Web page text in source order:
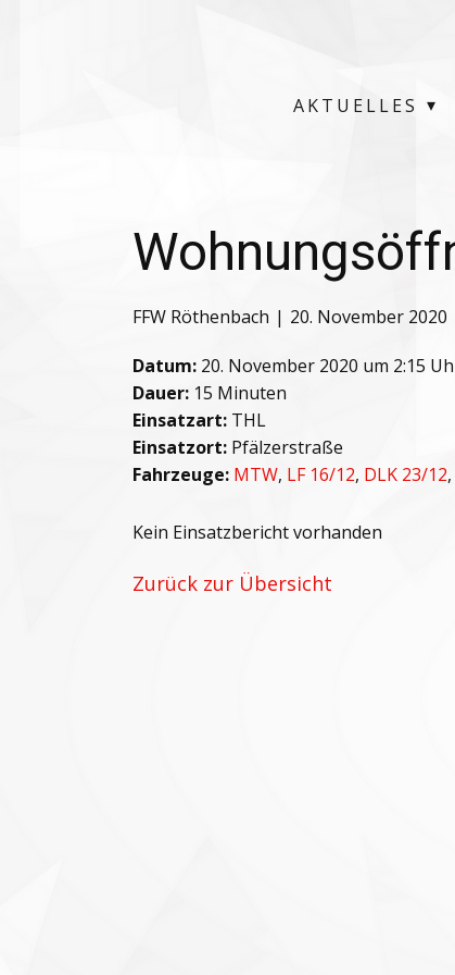
AKTUELLES
FFW Röthenbach 20. November 2020
Datum: 20. November 2020 um 2:15
Dauer: 15 Minuten
Einsatzart: THL
Einsatzort: Pfälzerstraße
Fahrzeuge: MTW, LF 16/12, DLK 23/12,
Kein Einsatzbericht vorhanden
Zurück zur Übersicht